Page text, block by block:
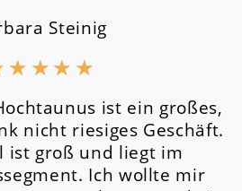
Steinig
★ ★ ★ ★
ist ein großes,
nicht riesiges Geschäft.
ist groß und liegt im
Ich wollte mir